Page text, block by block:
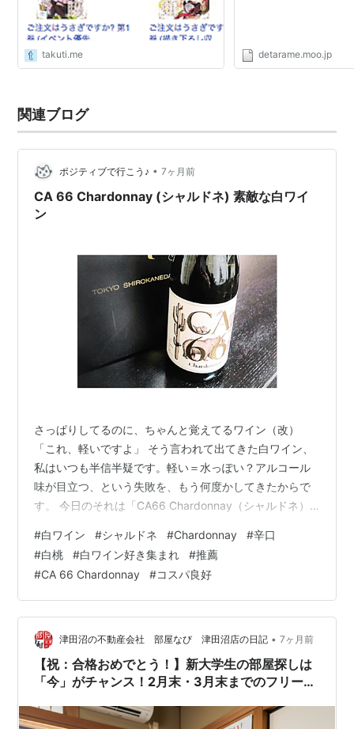
takuti.me detarame.moo.jp
関連ブログ
ポジティブで行こう♪ • 7ヶ月前
CA 66 Chardonnay (シャルドネ) 素敵な白ワイ
ン
さっぱりしてるのに、ちゃんと覚えてるワイン（改）
「これ、軽いですよ」 そう言われて出てきた白ワイン、
私はいつも半信半疑です。軽い＝水っぽい？アルコール
味が目立つ、という失敗を、もう何度かしてきたからで
す。 今日のそれは「CA66 Chardonnay（シャルドネ）
というか控えめでした。辛口なのにフルーティさがやん
わりと甘味を脳に伝えてくる……口の中をさらっと流れ
て、「うん、飲みやすい。」そう思いました。 で、飲み
込んだあと、鼻の奥と喉の奥に、ふわっと……桃？みたい
な、白い花？？みたいな、ちょっとうまく言葉にできな
いですが、でも確実に“いい…
#白ワイン #シャルドネ #Chardonnay #辛口
#白桃 #白ワイン好き集まれ #推薦
#CA 66 Chardonnay #コスパ良好
津田沼の不動産会社 部屋なび 津田沼店の日記 • 7ヶ月前
【祝：合格おめでとう！】新大学生の部屋探しは
「今」がチャンス！2月末・3月末までのフリーレ